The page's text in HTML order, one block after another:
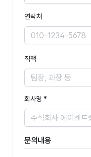
연락처
직책
회사명 *
문의내용